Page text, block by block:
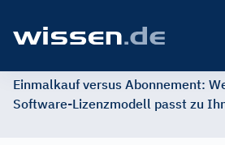
Einmalkauf versus Abonnement:
Software-Lizenzmodell passt zu